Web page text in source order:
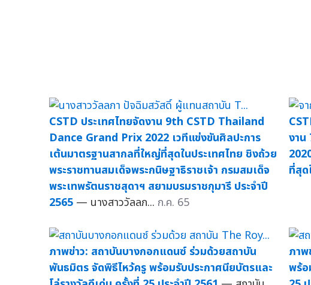
CSTD ประเทศไทยจัดงาน 9th CSTD Thailand
Dance Grand Prix 2022 เวทีแข่งขันศิลปะการ
เต้นมาตรฐานสากลที่ใหญ่ที่สุดในประเทศไทย ชิงถ้วย
พระราชทานสมเด็จพระกนิษฐาธิราชเจ้า กรมสมเด็จ
พระเทพรัตนราชสุดาฯ สยามบรมราชกุมารี ประจำปี
2565 — นางสาววัลลภ... ก.ค. 65
งา
ที่สุด
ภาพข่าว: สถาบันบางกอกแดนซ์ ร่วมด้วยสถาบัน
พันธมิตร จัดพิธีไหว้ครู พร้อมรับประกาศนียบัตรและ
ภาพ
พร้อ